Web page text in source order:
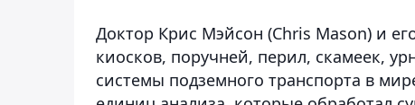
Доктор Крис Мэйсон (Chris Mason) и
киосков, поручней, перил, скамеек,
системы подземного транспорта в